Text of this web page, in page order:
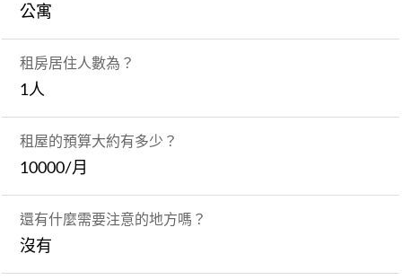
公寓
租房居住人數為？
1人
租屋的預算大約有多少？
10000/月
還有什麼需要注意的地方嗎？
沒有